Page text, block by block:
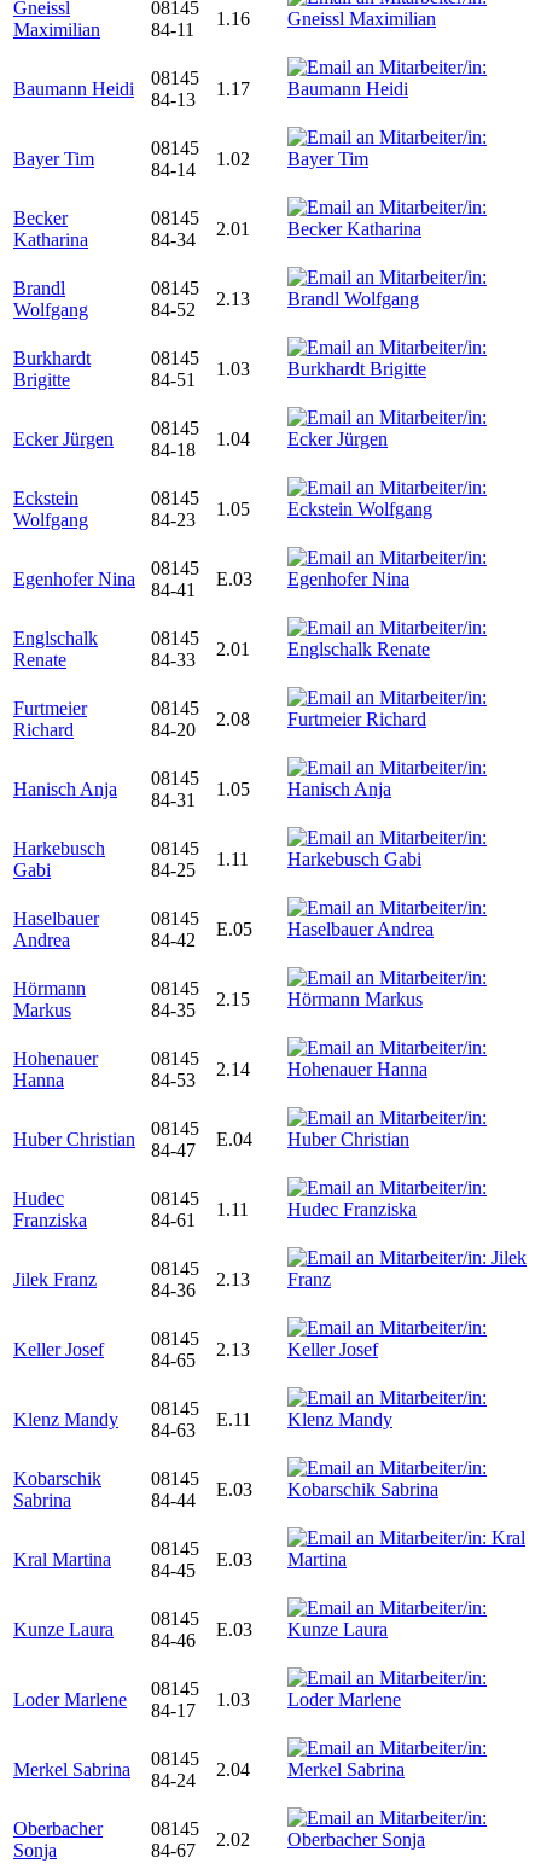
Gneissl
Maximilian
08145
84-11
1.16
Baumann Heidi
08145
84-13
1.17
Bayer Tim
08145
84-14
1.02
Becker
Katharina
08145
84-34
2.01
Brandl
Wolfgang
08145
84-52
2.13
Burkhardt
Brigitte
08145
84-51
1.03
Ecker Jürgen
08145
84-18
1.04
Eckstein
Wolfgang
08145
84-23
1.05
Egenhofer Nina
08145
84-41
E.03
Englschalk
Renate
08145
84-33
2.01
Furtmeier
Richard
08145
84-20
2.08
Hanisch Anja
08145
84-31
1.05
Harkebusch
Gabi
08145
84-25
1.11
Haselbauer
Andrea
08145
84-42
E.05
Hörmann
Markus
08145
84-35
2.15
Hohenauer
Hanna
08145
84-53
2.14
Huber Christian
08145
84-47
E.04
Hudec
Franziska
08145
84-61
1.11
Jilek Franz
08145
84-36
2.13
Keller Josef
08145
84-65
2.13
Klenz Mandy
08145
84-63
E.11
Kobarschik
Sabrina
08145
84-44
E.03
Kral Martina
08145
84-45
E.03
Kunze Laura
08145
84-46
E.03
Loder Marlene
08145
84-17
1.03
Merkel Sabrina
08145
84-24
2.04
Oberbacher
Sonja
08145
84-67
2.02